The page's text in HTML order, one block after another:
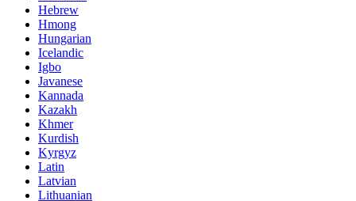
Hebrew
Hmong
Hungarian
Icelandic
Igbo
Javanese
Kannada
Kazakh
Khmer
Kurdish
Kyrgyz
Latin
Latvian
Lithuanian